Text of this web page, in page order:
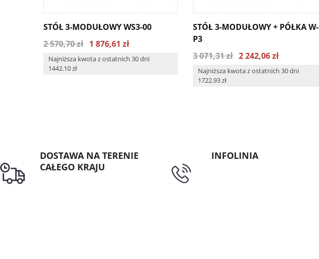
STÓŁ 3-MODUŁOWY WS3-00
2 570,70 zł 1 876,61 zł
Najniższa kwota z ostatnich 30 dni
1442.10 zł
STÓŁ 3-MODUŁOWY + PÓŁKA W-
P3
3 071,31 zł 2 242,06 zł
Najniższa kwota z ostatnich 30 dni
1722.93 zł
DOSTAWA NA TERENIE
CAŁEGO KRAJU
INFOLINIA